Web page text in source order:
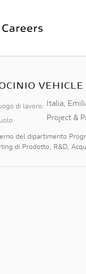
di lavoro: Italia,
Project &
del dipartimento
di Prodotto, R&D,
assegnati. In dettaglio